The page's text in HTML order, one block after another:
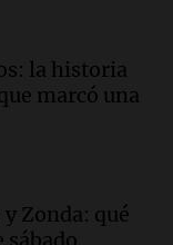
el revés
para una
la historia
marcó una
Zonda: qué